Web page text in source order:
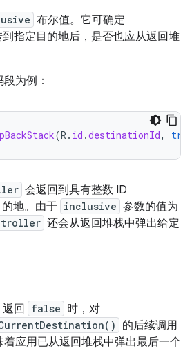
布尔值。它可确定
到指定目的地后，是否也应从返回堆
为例：
(R . id .destinationId,
会返回到具有整数 ID
地。由于 inclusive 参数的值为
还会从返回堆栈中弹出给定
返回 false 时，对
的后续调用
着应用已从返回堆栈中弹出最后一个